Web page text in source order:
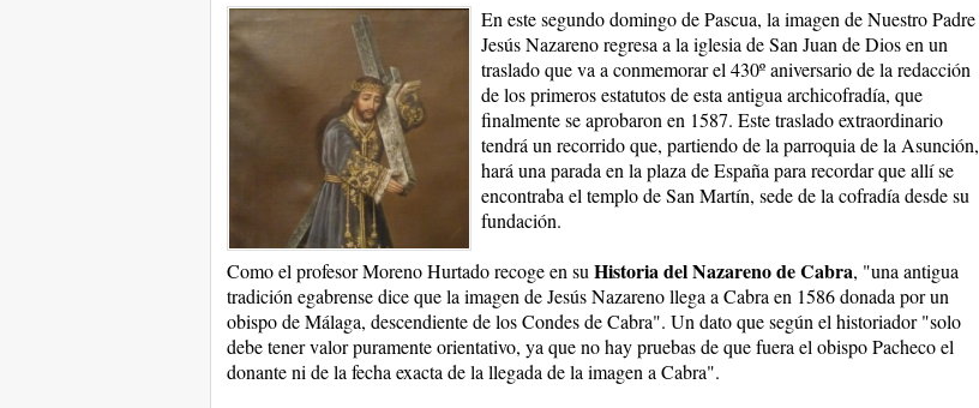
En este segundo domingo de Pascua, la imagen de Nuestro Padre
Jesús Nazareno regresa a la iglesia de San Juan de Dios en un
traslado que va a conmemorar el 430º aniversario de la redacción
de los primeros estatutos de esta antigua archicofradía, que
finalmente se aprobaron en 1587. Este traslado extraordinario
tendrá un recorrido que, partiendo de la parroquia de la Asunción,
hará una parada en la plaza de España para recordar que allí se
encontraba el templo de San Martín, sede de la cofradía desde su
fundación.
Como el profesor Moreno Hurtado recoge en su Historia del Nazareno de Cabra, "una antigua
tradición egabrense dice que la imagen de Jesús Nazareno llega a Cabra en 1586 donada por un
obispo de Málaga, descendiente de los Condes de Cabra". Un dato que según el historiador "solo
debe tener valor puramente orientativo, ya que no hay pruebas de que fuera el obispo Pacheco el
donante ni de la fecha exacta de la llegada de la imagen a Cabra".